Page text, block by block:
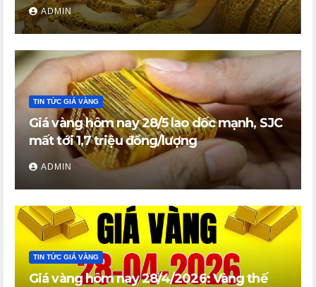
ADMIN
TIN TỨC GIÁ VÀNG
Giá vàng hôm nay 28/5 lao dốc mạnh, SJC
mất tới 1,7 triệu đồng/lượng
ADMIN
TIN TỨC GIÁ VÀNG
Giá vàng hôm nay 28/4/2026: Vàng thế